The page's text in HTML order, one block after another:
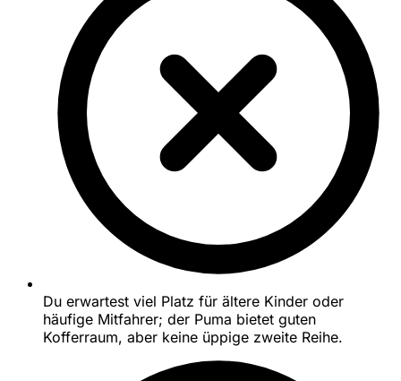
Du erwartest viel Platz für ältere Kinder oder
häufige Mitfahrer; der Puma bietet guten
Kofferraum, aber keine üppige zweite Reihe.